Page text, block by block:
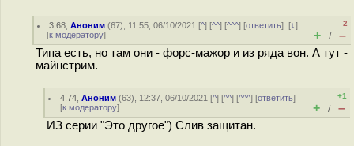
3.68 ,Аноним (67), 11:55, 06/10/2021 [^] [^^] [^^^] [ответить][↓]
[к модератору]
–2
+ / –
Типа есть, но там они - форс-мажор и из ряда вон. А тут -
майнстрим.
4.74 ,Аноним (63), 12:37, 06/10/2021 [^] [^^] [^^^] [ответить]
[к модератору]
+1
+ / –
ИЗ серии "Это другое") Слив защитан.